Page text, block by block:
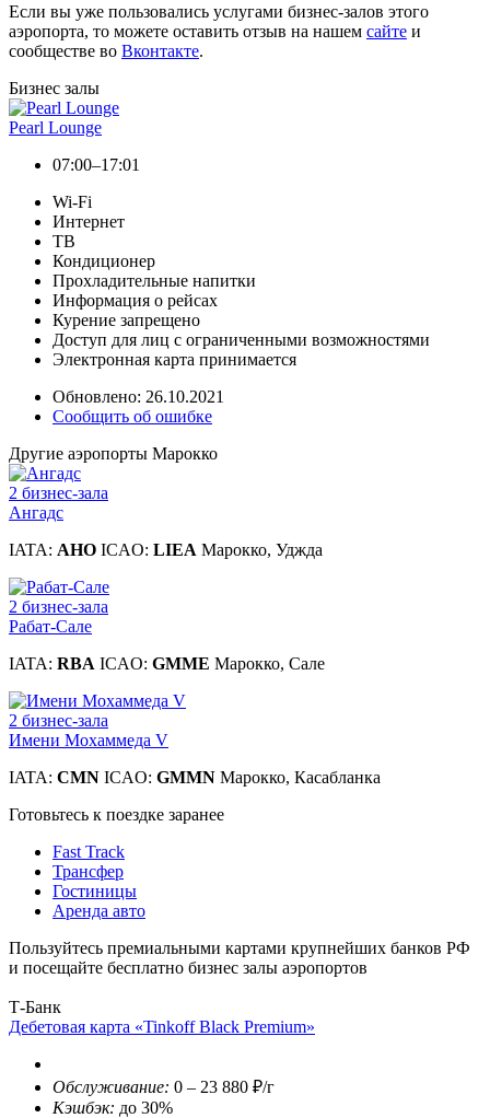
Если вы уже пользовались услугами бизнес-залов этого
аэропорта, то можете оставить отзыв на нашем сайте и
сообществе во Вконтакте.
Бизнес залы
Pearl Lounge
07:00–17:01
Wi-Fi
Интернет
ТВ
Кондиционер
Прохладительные напитки
Информация о рейсах
Курение запрещено
Доступ для лиц с ограниченными возможностями
Электронная карта принимается
Обновлено: 26.10.2021
Сообщить об ошибке
Другие аэропорты Марокко
2 бизнес-зала
Ангадс
IATA: AHO ICAO: LIEA Марокко, Уджда
2 бизнес-зала
Рабат-Сале
IATA: RBA ICAO: GMME Марокко, Сале
2 бизнес-зала
Имени Мохаммеда V
IATA: CMN ICAO: GMMN Марокко, Касабланка
Готовьтесь к поездке заранее
Fast Track
Трансфер
Гостиницы
Аренда авто
Пользуйтесь премиальными картами крупнейших банков РФ
и посещайте бесплатно бизнес залы аэропортов
Т-Банк
Дебетовая карта «Tinkoff Black Premium»
Обслуживание: 0 – 23 880 ₽/г
Кэшбэк: до 30%